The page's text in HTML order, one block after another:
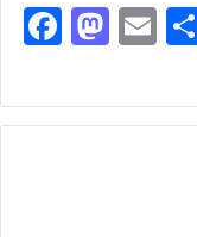
F
c
e
M
st
o
E
ai
l